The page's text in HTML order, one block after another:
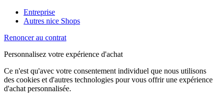
Entreprise
Autres nice Shops
Renoncer au contrat
Personnalisez votre expérience d'achat
Ce n'est qu'avec votre consentement individuel que nous utilisons
des cookies et d'autres technologies pour vous offrir une expérience
d'achat personnalisée.